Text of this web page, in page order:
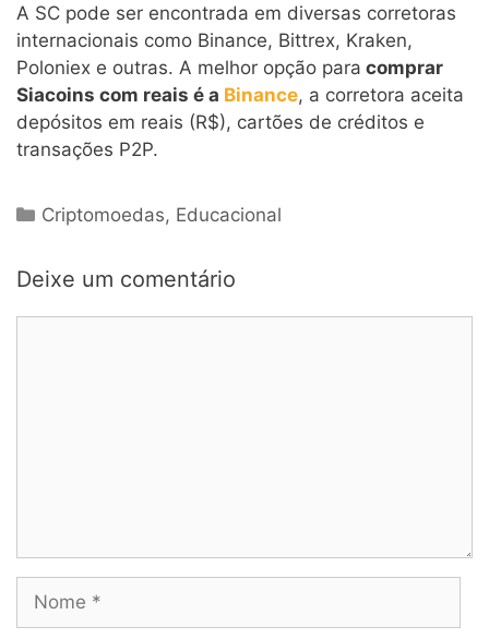
A SC pode ser encontrada em diversas corretoras
internacionais como Binance, Bittrex, Kraken,
Poloniex e outras. A melhor opção para comprar
Siacoins com reais é a Binance, a corretora aceita
depósitos em reais (R$), cartões de créditos e
transações P2P.
Categorias
Criptomoedas, Educacional
Deixe um comentário